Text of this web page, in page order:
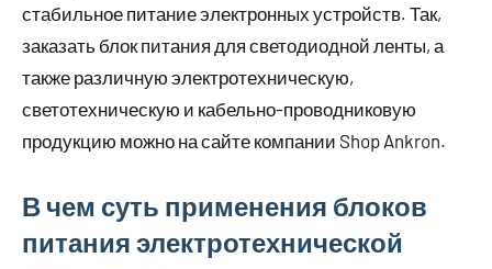
стабильное питание электронных устройств. Так,
заказать блок питания для светодиодной ленты, а
также различную электротехническую,
светотехническую и кабельно-проводниковую
продукцию можно на сайте компании Shop Ankron.
В чем суть применения блоков
питания электротехнической